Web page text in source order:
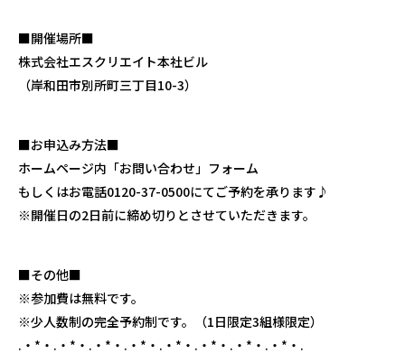
■開催場所■
株式会社エスクリエイト本社ビル
（岸和田市別所町三丁目10-3）
■お申込み方法■
ホームページ内「お問い合わせ」フォーム
もしくはお電話0120-37-0500にてご予約を承ります♪
※開催日の2日前に締め切りとさせていただきます。
■その他■
※参加費は無料です。
※少人数制の完全予約制です。（1日限定3組様限定）
.・*・.・*・.・*・.・*・.・*・.・*・.・*・.・*・.